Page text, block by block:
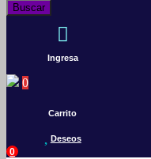
Buscar
Ingresa
0
Carrito
Deseos
0